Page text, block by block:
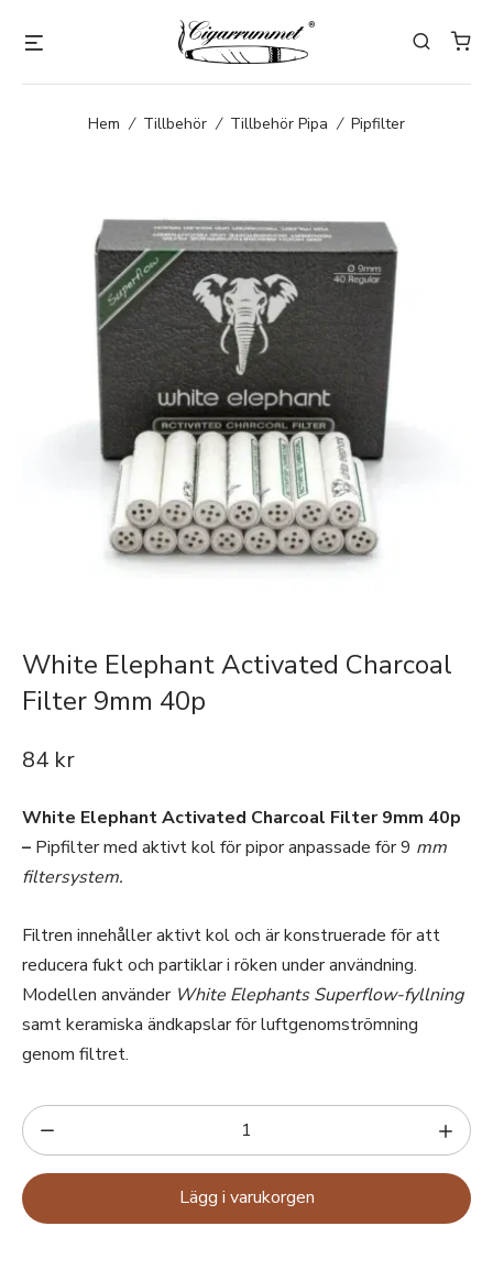
Hem / Tillbehör / Tillbehör Pipa / Pipfilter
White Elephant Activated Charcoal
Filter 9mm 40p
84 kr
White Elephant Activated Charcoal Filter 9mm 40p
– Pipfilter med aktivt kol för pipor anpassade för 9 mm
filtersystem.
Filtren innehåller aktivt kol och är konstruerade för att
reducera fukt och partiklar i röken under användning.
Modellen använder White Elephants Superflow-fyllning
samt keramiska ändkapslar för luftgenomströmning
genom filtret.
Lägg i varukorgen